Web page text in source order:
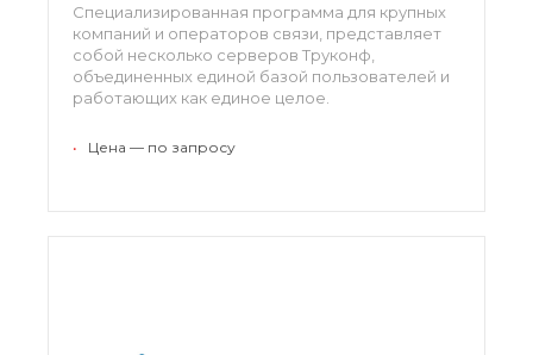
Специализированная программа для крупных
компаний и операторов связи, представляет
собой несколько серверов Труконф,
объединенных единой базой пользователей и
работающих как единое целое.
• Цена — по запросу